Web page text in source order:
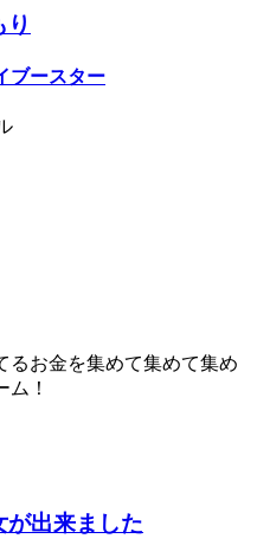
ブースター
るお金を集めて集めて集め
ム！
が出来ました